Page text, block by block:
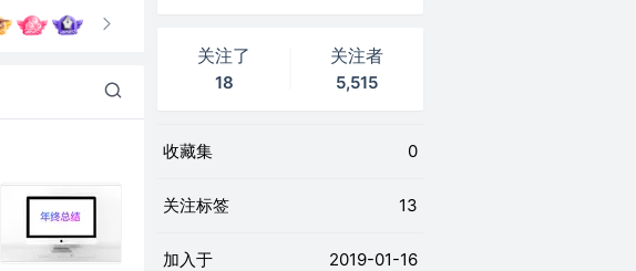
关注了
18
关注者
5,515
收藏集 0
关注标签 13
加入于 2019-01-16